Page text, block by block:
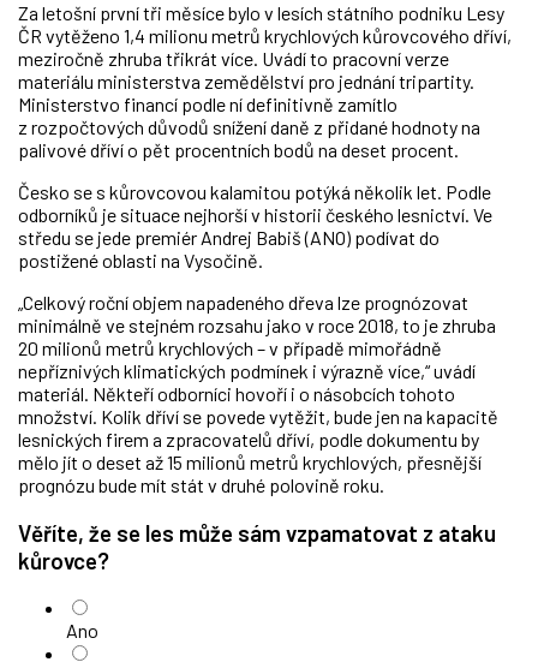
Za letošní první tři měsíce bylo v lesích státního podniku Lesy
ČR vytěženo 1,4 milionu metrů krychlových kůrovcového dříví,
meziročně zhruba třikrát více. Uvádí to pracovní verze
materiálu ministerstva zemědělství pro jednání tripartity.
Ministerstvo financí podle ní definitivně zamítlo
z rozpočtových důvodů snížení daně z přidané hodnoty na
palivové dříví o pět procentních bodů na deset procent.
Česko se s kůrovcovou kalamitou potýká několik let. Podle
odborníků je situace nejhorší v historii českého lesnictví. Ve
středu se jede premiér Andrej Babiš (ANO) podívat do
postižené oblasti na Vysočině.
„Celkový roční objem napadeného dřeva lze prognózovat
minimálně ve stejném rozsahu jako v roce 2018, to je zhruba
20 milionů metrů krychlových – v případě mimořádně
nepříznivých klimatických podmínek i výrazně více,“ uvádí
materiál. Někteří odborníci hovoří i o násobcích tohoto
množství. Kolik dříví se povede vytěžit, bude jen na kapacitě
lesnických firem a zpracovatelů dříví, podle dokumentu by
mělo jít o deset až 15 milionů metrů krychlových, přesnější
prognózu bude mít stát v druhé polovině roku.
Věříte, že se les může sám vzpamatovat z ataku
kůrovce?
Ano